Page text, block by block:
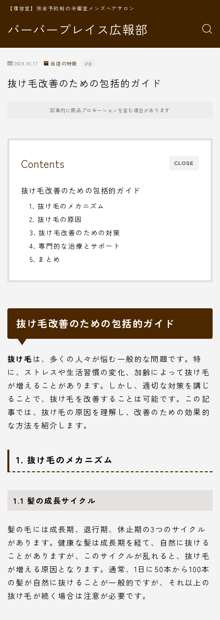
バーバープレイス広報部
【理容室】完全予約制の半個室メンズヘアサロン
2024.10.17 当店の特徴 PR
抜け毛改善のための包括的ガイド
記事内に商品プロモーションを含む場合があります
CLOSE
Contents
抜け毛改善のための包括的ガイド
1. 抜け毛のメカニズム
2. 抜け毛の原因
3. 抜け毛改善のための対策
4. 専門的な治療とサポート
5. まとめ
抜け毛改善のための包括的ガイド
抜け毛 は、多くの人々が悩む一般的な問題です。特
に、ストレスや生活習慣の変化、加齢によって抜け毛
が増えることがあります。しかし、適切な対策を講じ
ることで、抜け毛を改善することは可能です。この記
事では、抜け毛の原因を理解し、改善のための効果的
な方法を紹介します。
1. 抜け毛のメカニズム
1.1 髪の成長サイクル
髪の毛には成長期、退行期、休止期の3つのサイクル
があります。健康な髪は成長期を経て、自然に抜ける
ことがありますが、このサイクルが乱れると、抜け毛
が増える原因となります。通常、1日に50本から100本
の髪が自然に抜けることが一般的ですが、それ以上の
抜け毛が続く場合は注意が必要です。